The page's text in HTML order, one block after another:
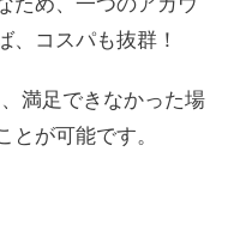
、コスパも抜群！
満足できなかった場
が可能です。